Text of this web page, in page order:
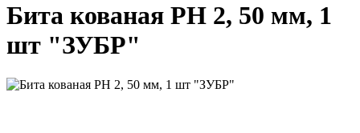
Бита кованая РН 2, 50 мм, 1
шт "ЗУБР"